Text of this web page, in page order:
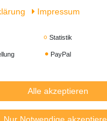
Impressum
Statistik
PayPal
Alle akzeptieren
Nur Notwendige